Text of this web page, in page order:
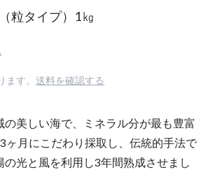
粒タイプ）1㎏
ます。 送料を確認する
の美しい海で、ミネラル分が最も豊富
ヶ月にこだわり採取し、伝統的手法で
の光と風を利用し3年間熟成させまし